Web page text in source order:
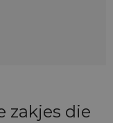
zakjes die